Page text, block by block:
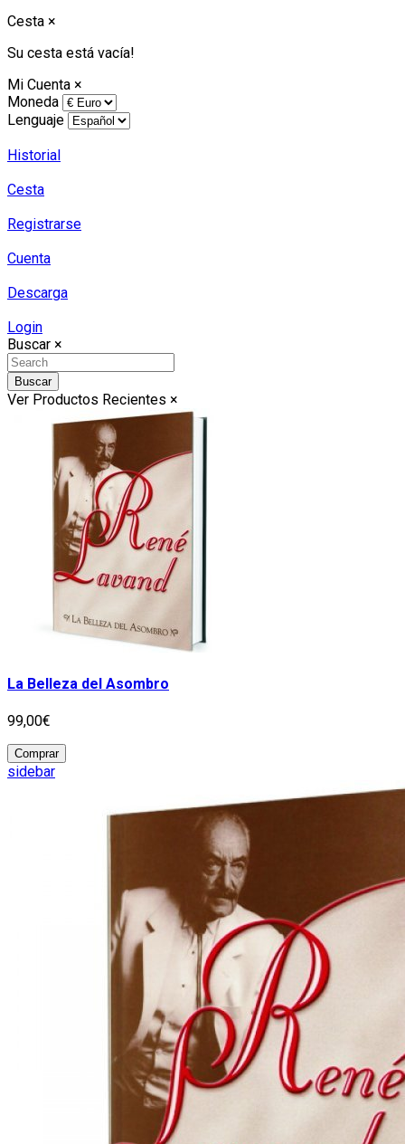
Cesta ×
Su cesta está vacía!
Mi Cuenta ×
Moneda
Lenguaje
Historial
Cesta
Registrarse
Cuenta
Descarga
Login
Buscar ×
Buscar
Ver Productos Recientes ×
La Belleza del Asombro
99,00€
Comprar
sidebar